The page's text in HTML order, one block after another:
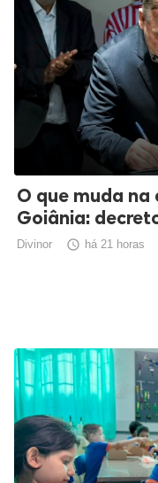
O que muda
Goiânia:
Divinor  há 21 horas